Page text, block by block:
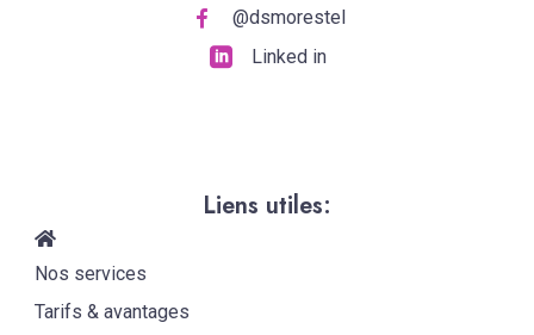
@dsmorestel
Linked in
Liens utiles:
Nos services
Tarifs & avantages